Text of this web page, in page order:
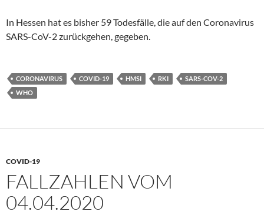
In Hessen hat es bisher 59 Todesfälle, die auf den Coronavirus
SARS-CoV-2 zurückgehen, gegeben.
CORONAVIRUS COVID-19 HMSI RKI
SARS-COV-2
WHO
COVID-19
FALLZAHLEN VOM
04.04.2020